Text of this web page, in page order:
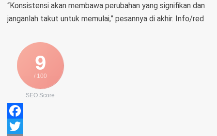
“Konsistensi akan membawa perubahan yang signifikan dan
janganlah takut untuk memulai,” pesannya di akhir. Info/red
9
/ 100
SEO Score
Facebook